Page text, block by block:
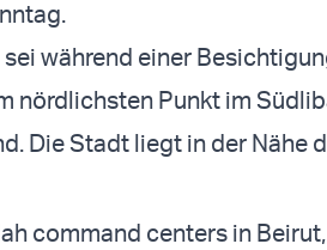
während einer
nördlichsten Punkt im
Die Stadt liegt in der Nähe
command centers in